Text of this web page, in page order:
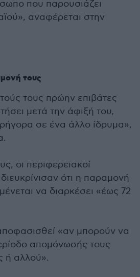
που παρουσιάζει
αναφέρεται στην
τους
τους πρώην επιβάτες
μετά την άφιξή του,
σε ένα άλλο ίδρυμα»,
οι περιφερειακοί
ότι η παραμονή
να διαρκέσει «έως 72
«αν μπορούν να
απομόνωσής τους
ή αλλού».